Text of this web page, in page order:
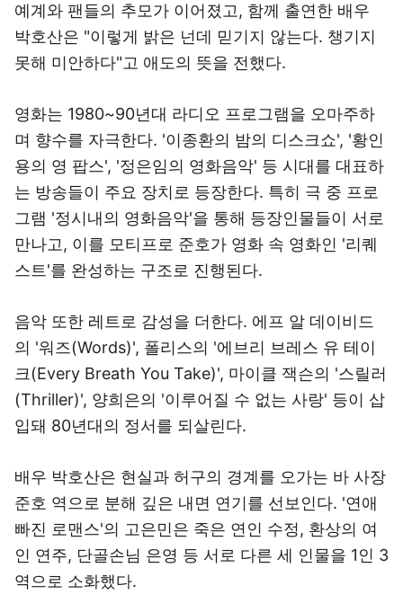
예계와 팬들의 추모가 이어졌고, 함께 출연한 배우
박호산은 "이렇게 밝은 넌데 믿기지 않는다. 챙기지
못해 미안하다"고 애도의 뜻을 전했다.
영화는 1980~90년대 라디오 프로그램을 오마주하
며 향수를 자극한다. '이종환의 밤의 디스크쇼', '황인
용의 영 팝스', '정은임의 영화음악' 등 시대를 대표하
는 방송들이 주요 장치로 등장한다. 특히 극 중 프로
그램 '정시내의 영화음악'을 통해 등장인물들이 서로
만나고, 이를 모티프로 준호가 영화 속 영화인 '리퀘
스트'를 완성하는 구조로 진행된다.
음악 또한 레트로 감성을 더한다. 에프 알 데이비드
의 '워즈(Words)', 폴리스의 '에브리 브레스 유 테이
크(Every Breath You Take)', 마이클 잭슨의 '스릴러
(Thriller)', 양희은의 '이루어질 수 없는 사랑' 등이 삽
입돼 80년대의 정서를 되살린다.
배우 박호산은 현실과 허구의 경계를 오가는 바 사장
준호 역으로 분해 깊은 내면 연기를 선보인다. '연애
빠진 로맨스'의 고은민은 죽은 연인 수정, 환상의 여
인 연주, 단골손님 은영 등 서로 다른 세 인물을 1인 3
역으로 소화했다.